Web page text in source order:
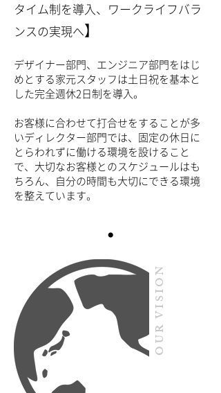
タイム制を導入、ワークライフバラ
ンスの実現へ 】
デザイナー部門、エンジニア部門をはじ
めとする家元スタッフは土日祝を基本と
した完全週休2日制を導入。
お客様に合わせて打合せをすることが多
いディレクター部門では、固定の休日に
とらわれずに働ける環境を設けること
で、大切なお客様とのスケジュールはも
ちろん、自分の時間も大切にできる環境
を整えています。
​OUR VISION